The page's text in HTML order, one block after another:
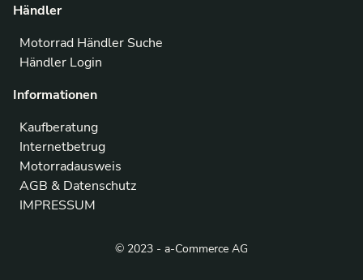
Händler
Motorrad Händler Suche
Händler Login
Informationen
Kaufberatung
Internetbetrug
Motorradausweis
AGB & Datenschutz
IMPRESSUM
© 2023 - a-Commerce AG